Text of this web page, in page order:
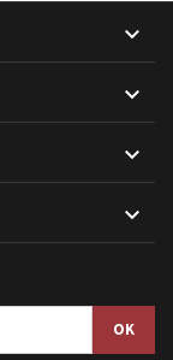



